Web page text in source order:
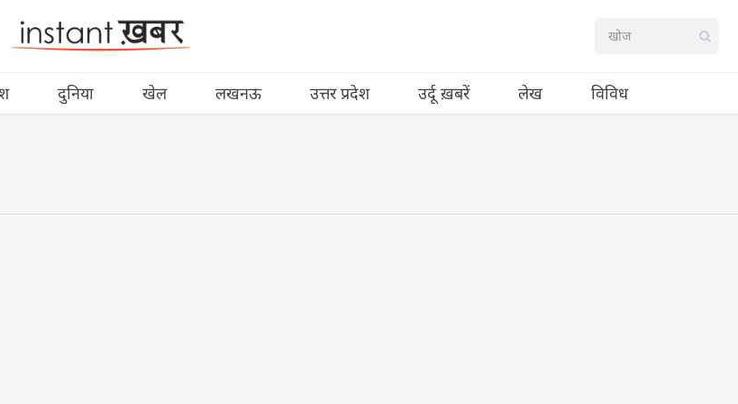
दुनिया खेल लखनऊ उत्तर प्रदेश उर्दू ख़बरें लेख विविध